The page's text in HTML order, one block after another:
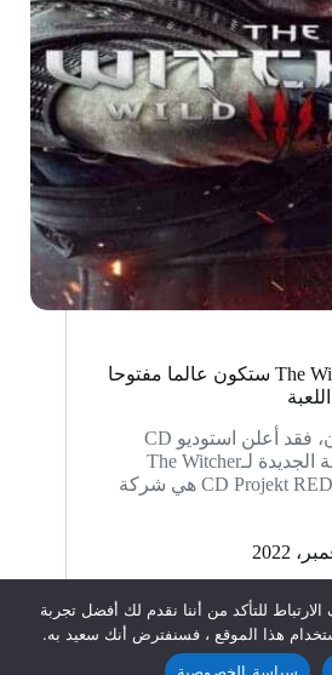
النسخة الجديدة لـThe Witcher ستكون عالما مفتوحا
بحسب موقع إي جي إن، فقد أعلن استوديو CD
Projekt RED أن النسخة الجديدة لـThe Witcher
ستكون عالما مفتوحا. CD Projekt RED‏ هي شركة
للتأكد من أننا نقدم لك أفضل تجربة
هذا الموقع ، فسنفترض أنك سعيد به.
سياسة الخصوصية